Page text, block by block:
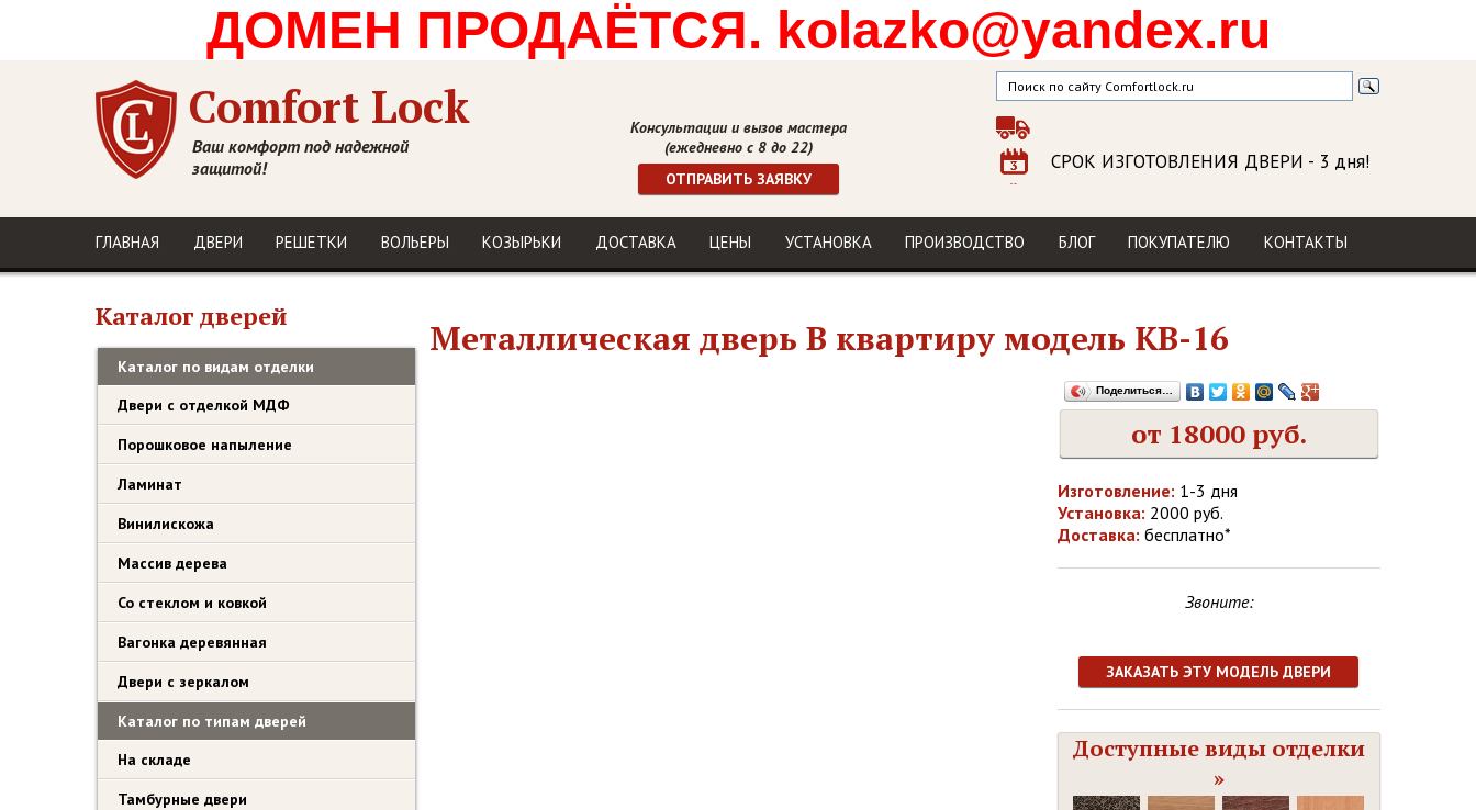
ДОМЕН ПРОДАЁТСЯ. kolazko@yandex.ru
Comfort Lock
Ваш комфорт под надежной
защитой!
Консультации и вызов мастера
(ежедневно с 8 до 22)
ОТПРАВИТЬ ЗАЯВКУ
СРОК ИЗГОТОВЛЕНИЯ ДВЕРИ - 3 дня!
МЫ В СОЦСЕТЯХ
ГЛАВНАЯ ДВЕРИ РЕШЕТКИ ВОЛЬЕРЫ КОЗЫРЬКИ ДОСТАВКА ЦЕНЫ УСТАНОВКА ПРОИЗВОДСТВО БЛОГ ПОКУПАТЕЛЮ КОНТАКТЫ
Металлическая дверь В квартиру модель КВ-16
Поделиться…
от 18000 руб.
Изготовление: 1-3 дня
Установка: 2000 руб.
Доставка: бесплатно*
Звоните:
ЗАКАЗАТЬ ЭТУ МОДЕЛЬ ДВЕРИ
Доступные виды отделки
»
Каталог дверей
Каталог по видам отделки
Двери с отделкой МДФ
Порошковое напыление
Ламинат
Винилискожа
Массив дерева
Со стеклом и ковкой
Вагонка деревянная
Двери с зеркалом
Каталог по типам дверей
На складе
Тамбурные двери